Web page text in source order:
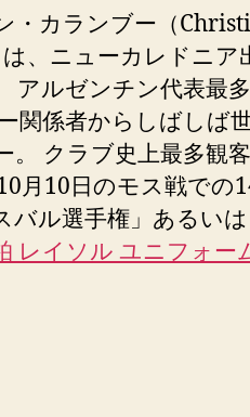
・カランブー（
、ニューカレドニ
アルゼンチン代表最
関係者からしばしば
。 クラブ史上最多観
月10日のモス戦での
バル選手権」あるい
レイソル ユニフォー